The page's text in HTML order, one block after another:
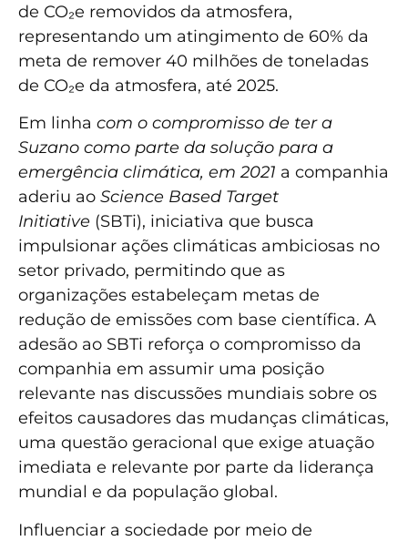
de CO₂e removidos da atmosfera,
representando um atingimento de 60% da
meta de remover 40 milhões de toneladas
de CO₂e da atmosfera, até 2025.
Em linha com o compromisso de ter a
Suzano como parte da solução para a
emergência climática, em 2021 a companhia
aderiu ao Science Based Target
Initiative (SBTi), iniciativa que busca
impulsionar ações climáticas ambiciosas no
setor privado, permitindo que as
organizações estabeleçam metas de
redução de emissões com base científica. A
adesão ao SBTi reforça o compromisso da
companhia em assumir uma posição
relevante nas discussões mundiais sobre os
efeitos causadores das mudanças climáticas,
uma questão geracional que exige atuação
imediata e relevante por parte da liderança
mundial e da população global.
Influenciar a sociedade por meio de